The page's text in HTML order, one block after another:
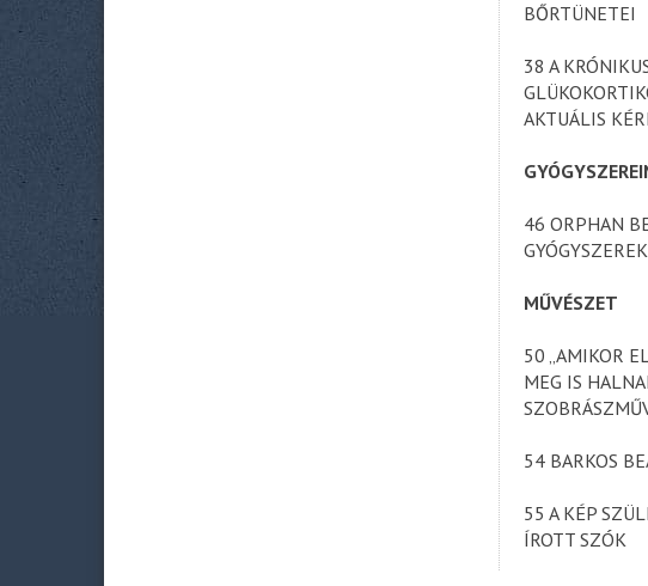
BŐRTÜNETEI
38 A
AKTUÁLIS
46 ORPHAN
GYÓGYSZEREK
MŰVÉSZET
50 „AMIKOR
MEG IS
54 BARKOS
55 A KÉP
ÍROTT SZÓK